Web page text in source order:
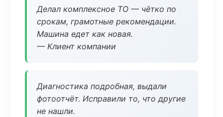
Делал комплексное ТО — чётко по
срокам, грамотные рекомендации.
Машина едет как новая.
— Клиент компании
Диагностика подробная, выдали
фотоотчёт. Исправили то, что другие
не нашли.